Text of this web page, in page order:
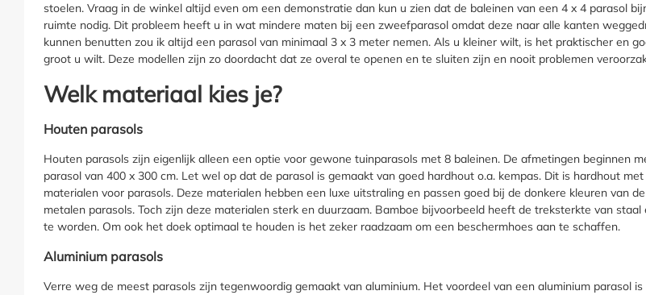
stoelen. Vraag in de winkel altijd even om een demonstratie dan kun u zien dat de baleinen van een 4 x 4 parasol
ruimte nodig. Dit probleem heeft u in wat mindere maten bij een zweefparasol omdat deze naar alle kanten
kunnen benutten zou ik altijd een parasol van minimaal 3 x 3 meter nemen. Als u kleiner wilt, is het praktischer en
groot u wilt. Deze modellen zijn zo doordacht dat ze overal te openen en te sluiten zijn en nooit problemen
Welk materiaal kies je?
Houten parasols
Houten parasols zijn eigenlijk alleen een optie voor gewone tuinparasols met 8 baleinen. De afmetingen beginnen
parasol van 400 x 300 cm. Let wel op dat de parasol is gemaakt van goed hardhout o.a. kempas. Dit is hardhout
materialen voor parasols. Deze materialen hebben een luxe uitstraling en passen goed bij de donkere kleuren van
metalen parasols. Toch zijn deze materialen sterk en duurzaam. Bamboe bijvoorbeeld heeft de treksterkte van
te worden. Om ook het doek optimaal te houden is het zeker raadzaam om een beschermhoes aan te schaffen.
Aluminium parasols
Verre weg de meest parasols zijn tegenwoordig gemaakt van aluminium. Het voordeel van een aluminium parasol